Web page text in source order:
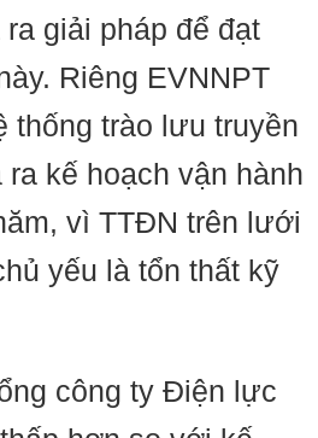
giải pháp để đạt
Riêng EVNNPT
thống trào lưu truyền
kế hoạch vận hành
vì TTĐN trên lưới
yếu là tổn thất kỹ
công ty Điện lực